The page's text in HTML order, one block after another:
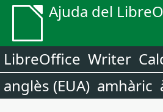
Ajuda del
LibreOffice Writer
anglès (EUA) amhàric